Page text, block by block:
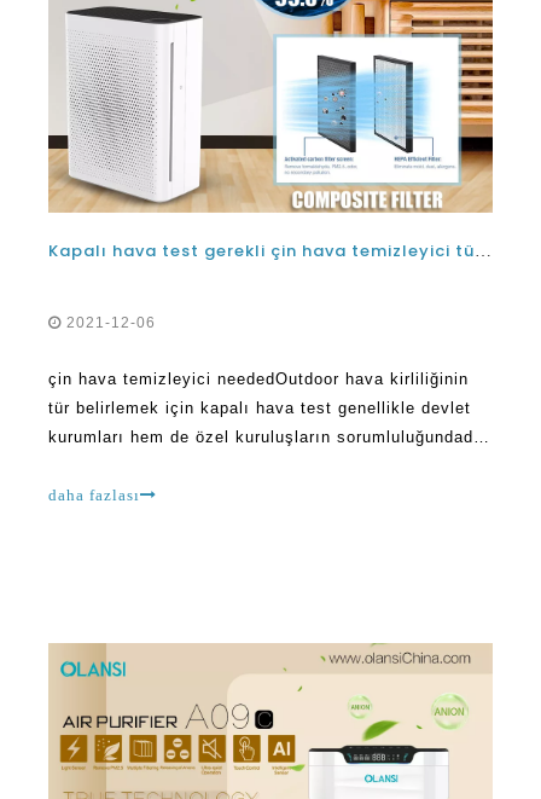
Kapalı hava test gerekli çin hava temizleyici tür belirlemek için
2021-12-06
çin hava temizleyici neededOutdoor hava kirliliğinin
tür belirlemek için kapalı hava test genellikle devlet
kurumları hem de özel kuruluşların sorumluluğundadır.
hiçbir şey yoktur. Bu, governmen bir toplu kuvvet
daha fazlası